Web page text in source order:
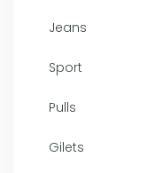
Jeans
Sport
Pulls
Gilets